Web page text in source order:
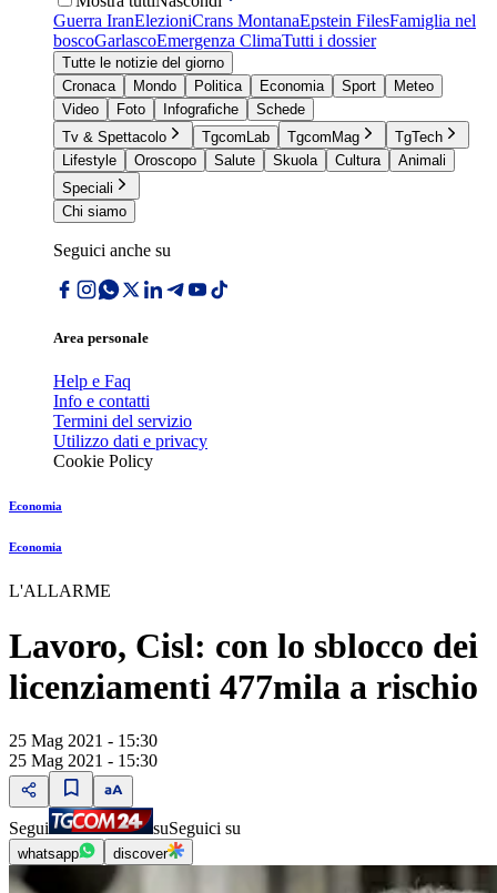
Guerra IranElezioniCrans MontanaEpstein FilesFamiglia nel
boscoGarlascoEmergenza ClimaTutti i dossier
Tutte le notizie del giorno
Cronaca
Mondo Politica Economia Sport
Meteo
Video
Foto Infografiche
Schede
Tv & Spettacolo
TgcomLab TgcomMag
TgTech
Lifestyle
Oroscopo Salute Skuola Cultura
Animali
Speciali
Chi siamo
Seguici anche su
Area personale
Help e Faq
Info e contatti
Termini del servizio
Utilizzo dati e privacy
Cookie Policy
Economia
Economia
L'ALLARME
Lavoro, Cisl: con lo sblocco dei
licenziamenti 477mila a rischio
25 Mag 2021 - 15:30
25 Mag 2021 - 15:30
Segui suSeguici su
whatsapp discover